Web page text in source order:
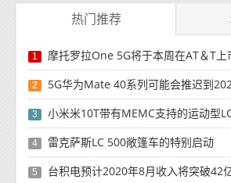
热门推荐
1 摩托罗拉One 5G将于本周在AT＆T上
2 5G华为Mate 40系列可能会推迟到
3 小米米10T带有MEMC支持的运动型
4 雷克萨斯LC 500敞篷车的特别启动
5 台积电预计2020年8月收入将突破42